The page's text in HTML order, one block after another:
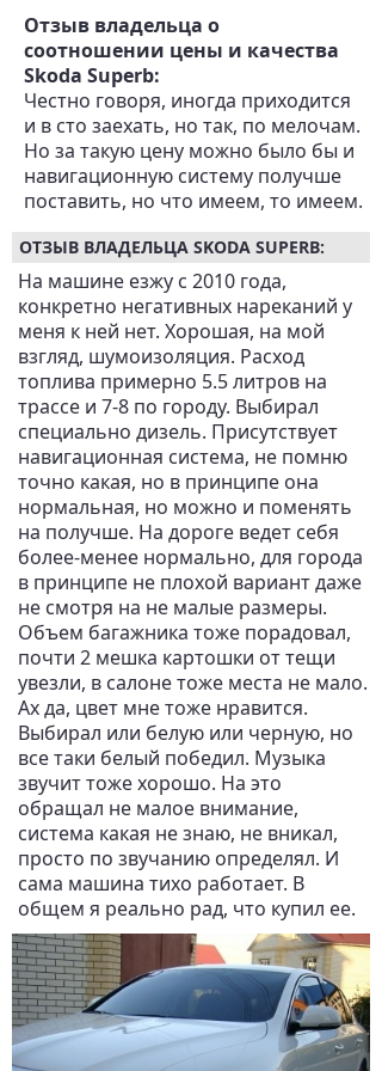
Отзыв владельца о
соотношении цены и качества
Skoda Superb:
Честно говоря, иногда приходится
и в сто заехать, но так, по мелочам.
Но за такую цену можно было бы и
навигационную систему получше
поставить, но что имеем, то имеем.
ОТЗЫВ ВЛАДЕЛЬЦА SKODA SUPERB:
На машине езжу с 2010 года,
конкретно негативных нареканий у
меня к ней нет. Хорошая, на мой
взгляд, шумоизоляция. Расход
топлива примерно 5.5 литров на
трассе и 7-8 по городу. Выбирал
специально дизель. Присутствует
навигационная система, не помню
точно какая, но в принципе она
нормальная, но можно и поменять
на получше. На дороге ведет себя
более-менее нормально, для города
в принципе не плохой вариант даже
не смотря на не малые размеры.
Объем багажника тоже порадовал,
почти 2 мешка картошки от тещи
увезли, в салоне тоже места не мало.
Ах да, цвет мне тоже нравится.
Выбирал или белую или черную, но
все таки белый победил. Музыка
звучит тоже хорошо. На это
обращал не малое внимание,
система какая не знаю, не вникал,
просто по звучанию определял. И
сама машина тихо работает. В
общем я реально рад, что купил ее.